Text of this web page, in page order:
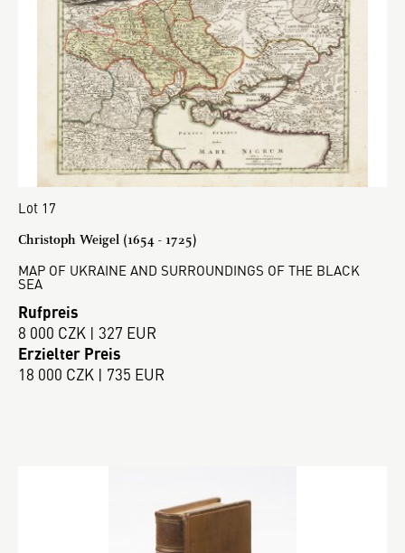
Lot 17
Christoph Weigel (1654 - 1725)
MAP OF UKRAINE AND SURROUNDINGS OF THE BLACK
SEA
Rufpreis
8 000 CZK | 327 EUR
Erzielter Preis
18 000 CZK | 735 EUR